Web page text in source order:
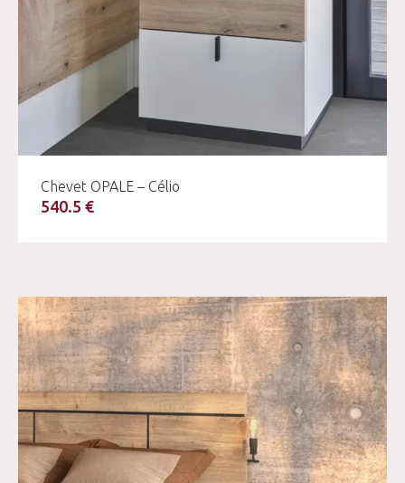
Chevet OPALE – Célio
540.5 €